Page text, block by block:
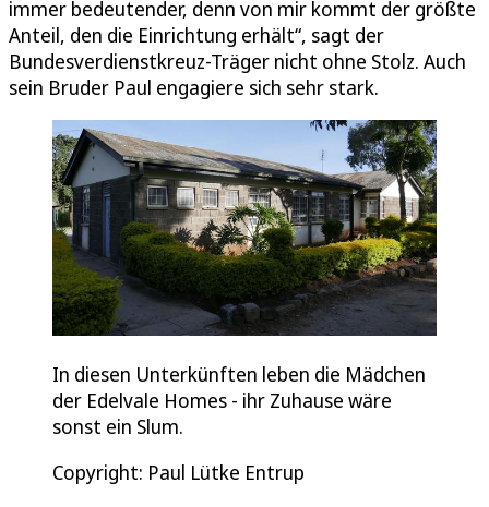
immer bedeutender, denn von mir kommt der größte
Anteil, den die Einrichtung erhält“, sagt der
Bundesverdienstkreuz-Träger nicht ohne Stolz. Auch
sein Bruder Paul engagiere sich sehr stark.
In diesen Unterkünften leben die Mädchen
der Edelvale Homes - ihr Zuhause wäre
sonst ein Slum.
Copyright: Paul Lütke Entrup